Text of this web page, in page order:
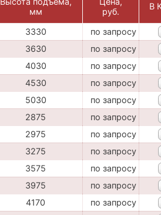
мм
руб.
В
3330
по запросу
3630
по запросу
4030
по запросу
4530
по запросу
5030
по запросу
2875
по запросу
2975
по запросу
3275
по запросу
3575
по запросу
3975
по запросу
4170
по запросу